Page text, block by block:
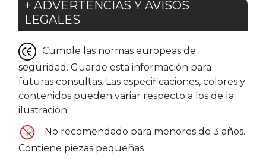
+ ADVERTENCIAS Y AVISOS
LEGALES
Cumple las normas europeas de
seguridad. Guarde esta información para
futuras consultas. Las especificaciones, colores y
contenidos pueden variar respecto a los de la
ilustración.
No recomendado para menores de 3 años.
Contiene piezas pequeñas